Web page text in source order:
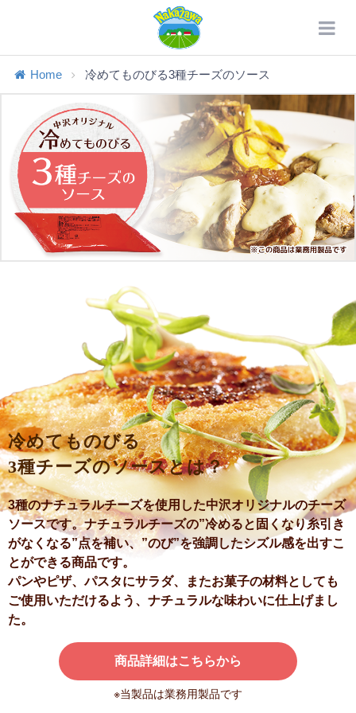
Home 冷めてものびる3種チーズのソース
冷めてものびる
3種チーズのソースとは？
3種のナチュラルチーズを使用した中沢オリジナルのチーズ
ソースです。ナチュラルチーズの”冷めると固くなり糸引き
がなくなる”点を補い、”のび”を強調したシズル感を出すこ
とができる商品です。
パンやピザ、パスタにサラダ、またお菓子の材料としても
ご使用いただけるよう、 ナチュラルな味わいに仕上げまし
た。
商品詳細はこちらから
※当製品は業務用製品です